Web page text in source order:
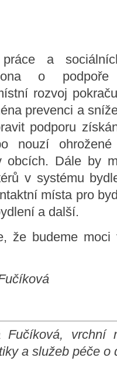
práce a
o
rozvoj
prevenci a
podporu
nouzí
obcích. Dále by
v systému
místa pro
a další.
že budeme
Fučíková, vrchní
a služeb péče o